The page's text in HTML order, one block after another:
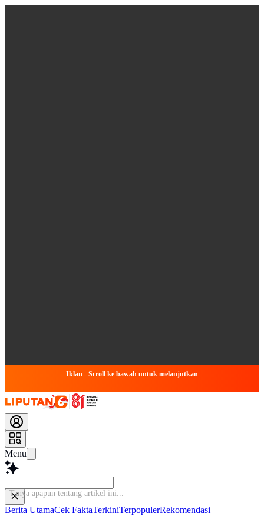
Iklan - Scroll ke bawah untuk melanjutkan
Menu
Baca
Berita UtamaCek FaktaTerkiniTerpopulerRekomendasi